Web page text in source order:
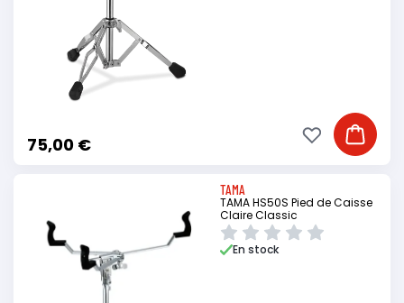
75,00 € Ajouter
Ajouter à ma
TAMA
TAMA HS50S Pied de Caisse
Claire Classic
En stock